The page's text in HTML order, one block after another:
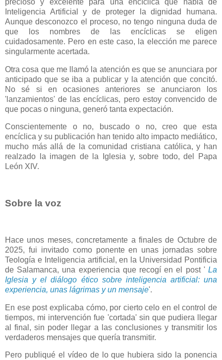
Inteligencia Artificial y de proteger la dignidad humana.
Aunque desconozco el proceso, no tengo ninguna duda de
que los nombres de las encíclicas se eligen
cuidadosamente. Pero en este caso, la elección me parece
singularmente acertada.
Otra cosa que me llamó la atención es que se anunciara por
anticipado que se iba a publicar y la atención que concitó.
No sé si en ocasiones anteriores se anunciaron los
'lanzamientos' de las encíclicas, pero estoy convencido de
que pocas o ninguna, generó tanta expectación.
Conscientemente o no, buscado o no, creo que esta
encíclica y su publicación han tenido alto impacto mediático,
mucho más allá de la comunidad cristiana católica, y han
realzado la imagen de la Iglesia y, sobre todo, del Papa
León XIV.
Sobre la voz
Hace unos meses, concretamente a finales de Octubre de
2025, fui invitado como ponente en unas jornadas sobre
Teología e Inteligencia artificial, en la Universidad Pontificia
de Salamanca, una experiencia que recogí en el post ' La
Iglesia y el diálogo ético sobre inteligencia artificial: una
experiencia, unas lágrimas y un mensaje'.
En ese post explicaba cómo, por cierto celo en el control de
tiempos, mi intervención fue 'cortada' sin que pudiera llegar
al final, sin poder llegar a las conclusiones y transmitir los
verdaderos mensajes que quería transmitir.
Pero publiqué el vídeo de lo que hubiera sido la ponencia